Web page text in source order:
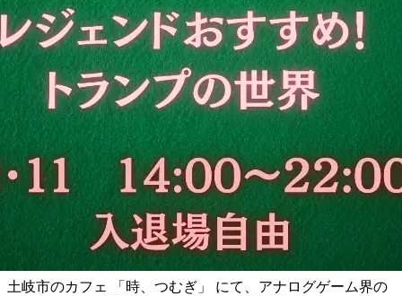
土岐市のカフェ 「時、つむぎ」 にて、アナログゲーム界の